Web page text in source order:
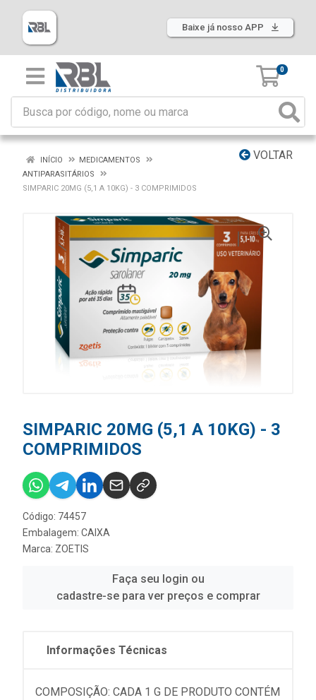
Baixe já nosso APP
0
VOLTAR
INÍCIO
MEDICAMENTOS
ANTIPARASITÁRIOS
SIMPARIC 20MG (5,1 A 10KG) - 3 COMPRIMIDOS
SIMPARIC 20MG (5,1 A 10KG) - 3
COMPRIMIDOS
Código: 74457
Embalagem: CAIXA
Marca: ZOETIS
Faça seu login ou
cadastre-se para ver preços e comprar
Informações Técnicas
COMPOSIÇÃO: CADA 1 G DE PRODUTO CONTÉM